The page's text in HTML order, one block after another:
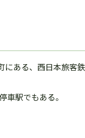
にある、西日本旅
車駅でもある。